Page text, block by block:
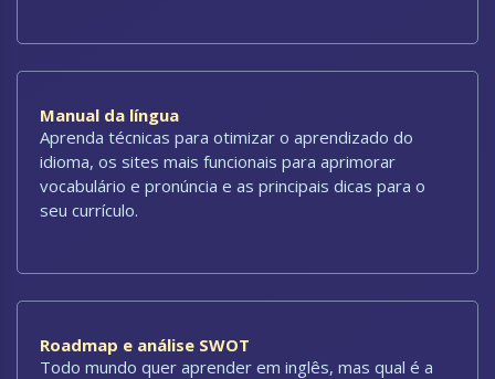
Manual da língua
Aprenda técnicas para otimizar o aprendizado do
idioma, os sites mais funcionais para aprimorar
vocabulário e pronúncia e as principais dicas para o
seu currículo.
Roadmap e análise SWOT
Todo mundo quer aprender em inglês, mas qual é a